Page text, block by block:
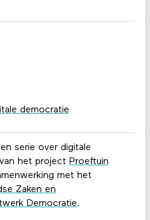
serie over digitale
het project Proeftuin
met het
Zaken en
Democratie.
democratie